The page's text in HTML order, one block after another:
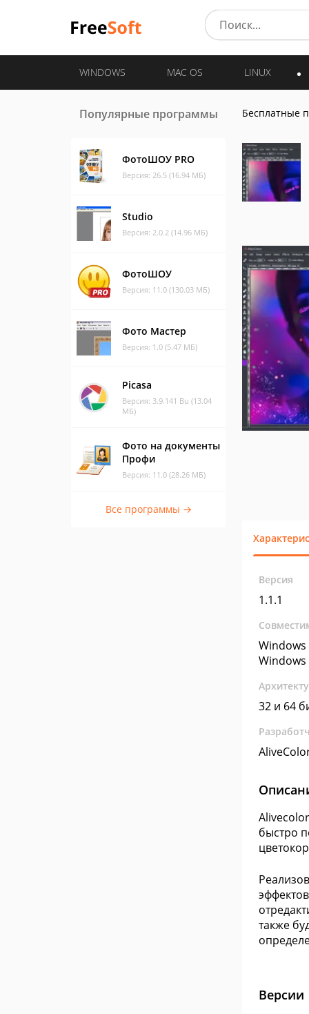
WINDOWS MAC OS LINUX
Популярные программы
ФотоШОУ PRO
Версия: 26.5 (16.94 МБ)
Studio
Версия: 2.0.2 (14.96 МБ)
ФотоШОУ
Версия: 11.0 (130.03 МБ)
Фото Мастер
Версия: 1.0 (5.47 МБ)
Picasa
Версия: 3.9.141 Bu (13.04
МБ)
Фото на документы
Профи
Версия: 11.0 (28.26 МБ)
Все программы →
Бесплатные
Версия
1.1.1
Windows
Windows
32 и 64
быстро
также
Версии